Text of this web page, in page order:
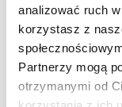
analizować ruch
korzystasz z
Partnerzy mogą
otrzymanymi od
dwóch
Mikhail R